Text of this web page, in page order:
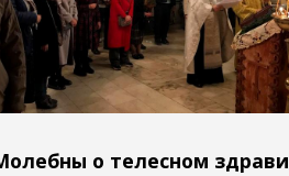
о телесном